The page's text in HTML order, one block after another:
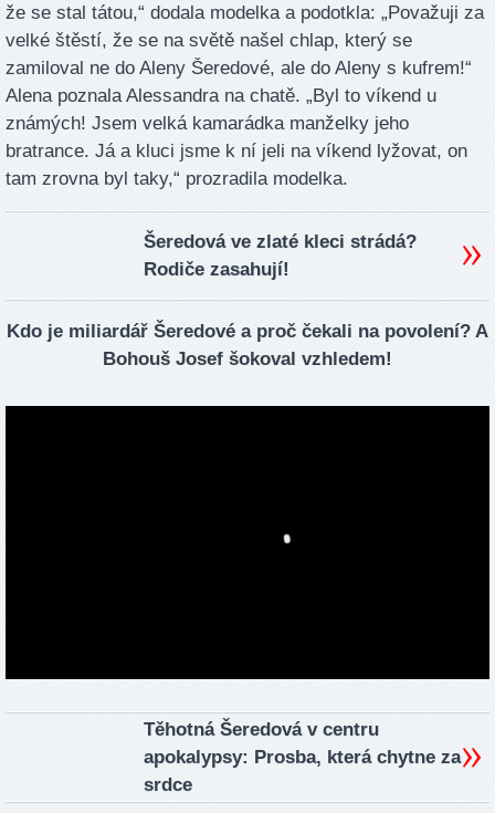
že se stal tátou,“ dodala modelka a podotkla: „Považuji za
velké štěstí, že se na světě našel chlap, který se
zamiloval ne do Aleny Šeredové, ale do Aleny s kufrem!“
Alena poznala Alessandra na chatě. „Byl to víkend u
známých! Jsem velká kamarádka manželky jeho
bratrance. Já a kluci jsme k ní jeli na víkend lyžovat, on
tam zrovna byl taky,“ prozradila modelka.
Šeredová ve zlaté kleci strádá?
Rodiče zasahují!
Kdo je miliardář Šeredové a proč čekali na povolení? A
Bohouš Josef šokoval vzhledem!
Těhotná Šeredová v centru
apokalypsy: Prosba, která chytne za
srdce